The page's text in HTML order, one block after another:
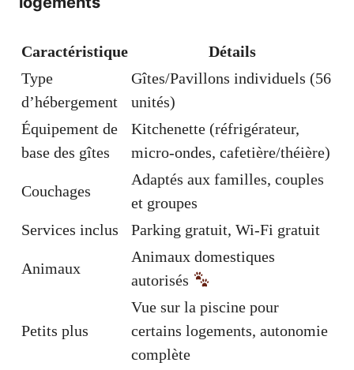
Caractéristique
Détails
Type
d’hébergement
Gîtes/Pavillons individuels (56
unités)
Équipement de
base des gîtes
Kitchenette (réfrigérateur,
micro-ondes, cafetière/théière)
Couchages
Adaptés aux familles, couples
et groupes
Services inclus
Parking gratuit, Wi-Fi gratuit
Animaux
Animaux domestiques
autorisés
Petits plus
Vue sur la piscine pour
certains logements, autonomie
complète